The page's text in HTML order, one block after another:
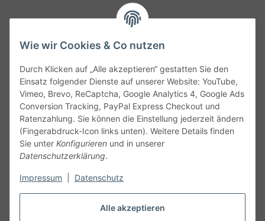
Alle akzeptieren
Wie wir Cookies & Co nutzen
Durch Klicken auf „Alle akzeptieren“ gestatten Sie den
Einsatz folgender Dienste auf unserer Website: YouTube,
Vimeo, Brevo, ReCaptcha, Google Analytics 4, Google Ads
Conversion Tracking, PayPal Express Checkout und
Ratenzahlung. Sie können die Einstellung jederzeit ändern
(Fingerabdruck-Icon links unten). Weitere Details finden
Sie unter Konfigurieren und in unserer
Datenschutzerklärung.
Impressum Datenschutz
Service
Gesetzliche Informationen
Alle technischen Angaben ohne Gewähr. Irrtümer und fehlerhafte
Angaben vorbehalten. Wenn Sie Datenblätter oder spezielle
unseren Kundenservice. Abbildungen der Artikel können